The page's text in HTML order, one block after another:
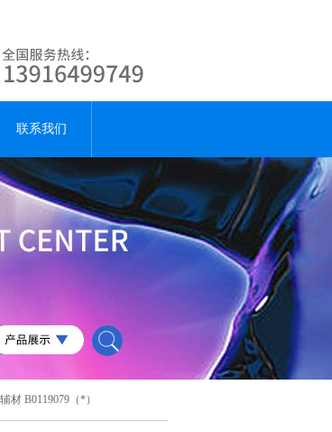
联系我们
材 B0119079（*）